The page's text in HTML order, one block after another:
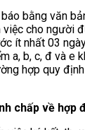
bằng văn
cho người
ít nhất 03
a, b, c, đ và e
hợp quy
chấp về hợp